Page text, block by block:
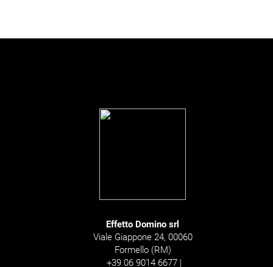
Effetto Domino srl
Viale Giappone 24, 00060
Formello (RM)
+39 06 9014 6677 |